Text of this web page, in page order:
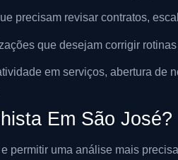
precisam revisar contratos,
que desejam corrigir
em serviços, abertura
Em São José?
permitir uma análise mais